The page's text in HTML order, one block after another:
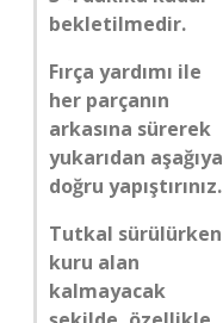
bekletilmedir.
Fırça yardımı ile
her parçanın
arkasına sürerek
yukarıdan aşağıya
doğru yapıştırınız.
Tutkal sürülürken
kuru alan
kalmayacak